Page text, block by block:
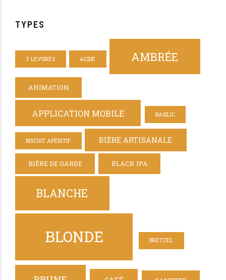
TYPES
3 LEVURES ACIDE AMBRÉE
ANIMATION
APPLICATION MOBILE BASILIC
BISCUIT APÉRITIF BIÈRE ARTISANALE
BIÈRE DE GARDE BLACK IPA
BLANCHE
BLONDE BRETZEL